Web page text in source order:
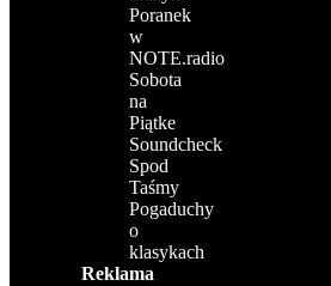
Poranek
w
NOTE.radio
Sobota
na
Piątke
Soundcheck
Spod
Taśmy
Pogaduchy
o
klasykach
Reklama